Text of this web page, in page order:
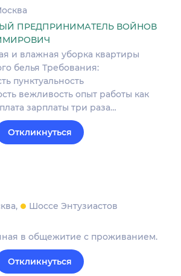
ПРЕДПРИНИМАТЕЛЬ ВОЙНОВ
и влажная уборка квартиры
белья Требования:
пунктуальность
вежливость опыт работы как
зарплаты три раза…
Откликнуться
Шоссе Энтузиастов
в общежитие с проживанием.
Откликнуться